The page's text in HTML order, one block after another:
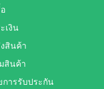
เงิน
สินค้า
สินค้า
การรับประกัน